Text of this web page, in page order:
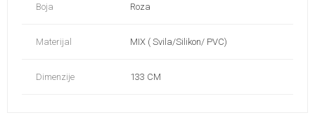
Boja Roza
Materijal MIX ( Svila/Silikon/ PVC)
Dimenzije 133 CM